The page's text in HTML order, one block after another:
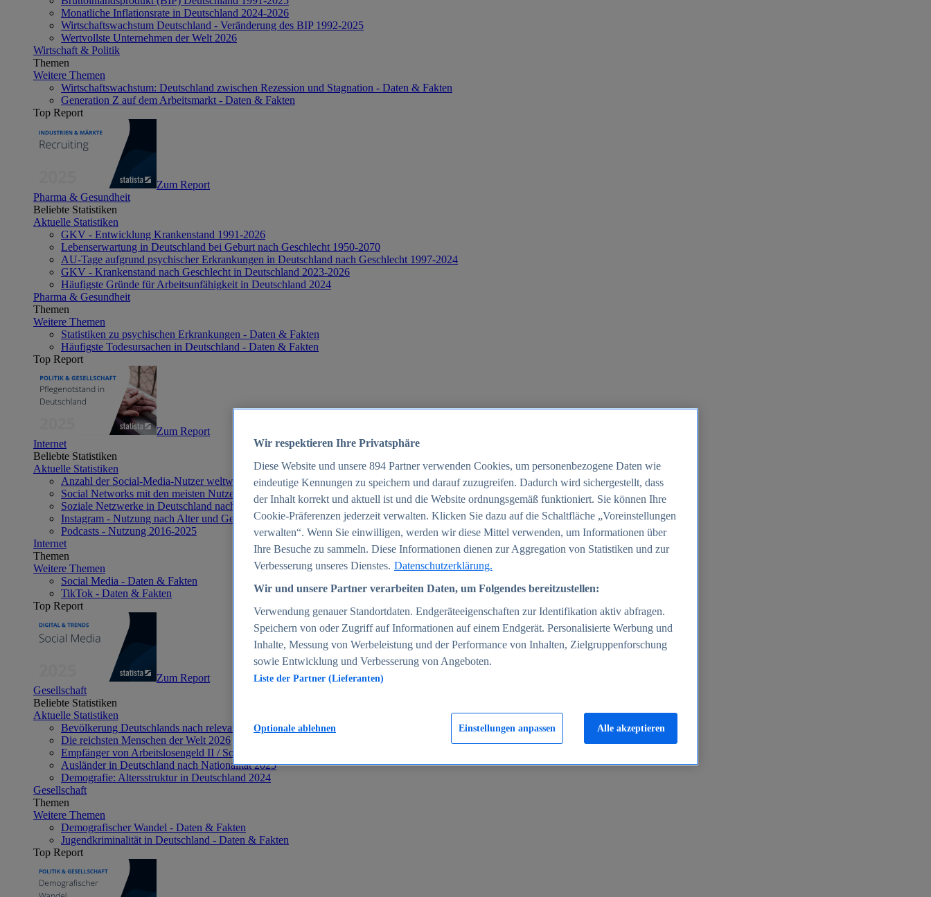
Monatliche Inflationsrate in Deutschland 2024-2026
Wirtschaftswachstum Deutschland - Veränderung des BIP 1992-2025
Wertvollste Unternehmen der Welt 2026
Wirtschaft & Politik
Themen
Weitere Themen
Wirtschaftswachstum: Deutschland zwischen Rezession und Stagnation - Daten & Fakten
Generation Z auf dem Arbeitsmarkt - Daten & Fakten
Top Report
Zum Report
Pharma & Gesundheit
Beliebte Statistiken
Aktuelle Statistiken
GKV - Entwicklung Krankenstand 1991-2026
Lebenserwartung in Deutschland bei Geburt nach Geschlecht 1950-2070
AU-Tage aufgrund psychischer Erkrankungen in Deutschland nach Geschlecht 1997-2024
GKV - Krankenstand nach Geschlecht in Deutschland 2023-2026
Häufigste Gründe für Arbeitsunfähigkeit in Deutschland 2024
Pharma & Gesundheit
Themen
Weitere Themen
Statistiken zu psychischen Erkrankungen - Daten & Fakten
Häufigste Todesursachen in Deutschland - Daten & Fakten
Top Report
Zum Report
Internet
Beliebte Statistiken
Aktuelle Statistiken
Anzahl der Social-Media-Nutzer weltweit 2012-2025
Social Networks mit den meisten Nutzern weltweit 2025
Soziale Netzwerke in Deutschland nach Generationen 2025
Instagram - Nutzung nach Alter und Geschlecht in Deutschland 2025
Podcasts - Nutzung 2016-2025
Internet
Themen
Weitere Themen
Social Media - Daten & Fakten
TikTok - Daten & Fakten
Top Report
Zum Report
Gesellschaft
Beliebte Statistiken
Aktuelle Statistiken
Bevölkerung Deutschlands nach relevanten Altersgruppen 2024
Die reichsten Menschen der Welt 2026
Empfänger von Arbeitslosengeld II / Sozialgeld / Bürgergeld in Deutschland 2005-2025
Ausländer in Deutschland nach Nationalität 2025
Demografie: Altersstruktur in Deutschland 2024
Gesellschaft
Themen
Weitere Themen
Demografischer Wandel - Daten & Fakten
Jugendkriminalität in Deutschland - Daten & Fakten
Top Report
Wir respektieren Ihre Privatsphäre
Diese Website und unsere 894 Partner verwenden Cookies, um personenbezogene Daten wie
eindeutige Kennungen zu speichern und darauf zuzugreifen. Dadurch wird sichergestellt, dass
der Inhalt korrekt und aktuell ist und die Website ordnungsgemäß funktioniert. Sie können Ihre
Cookie-Präferenzen jederzeit verwalten. Klicken Sie dazu auf die Schaltfläche „Voreinstellungen
verwalten“. Wenn Sie einwilligen, werden wir diese Mittel verwenden, um Informationen über
Ihre Besuche zu sammeln. Diese Informationen dienen zur Aggregation von Statistiken und zur
Verbesserung unseres Dienstes. Datenschutzerklärung.
Wir und unsere Partner verarbeiten Daten, um Folgendes bereitzustellen:
Verwendung genauer Standortdaten. Endgeräteeigenschaften zur Identifikation aktiv abfragen.
Speichern von oder Zugriff auf Informationen auf einem Endgerät. Personalisierte Werbung und
Inhalte, Messung von Werbeleistung und der Performance von Inhalten, Zielgruppenforschung
sowie Entwicklung und Verbesserung von Angeboten.
Liste der Partner (Lieferanten)
Einstellungen anpassen
Optionale ablehnen Alle akzeptieren